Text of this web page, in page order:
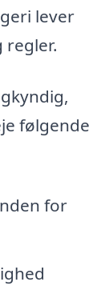
lever
følgende
for